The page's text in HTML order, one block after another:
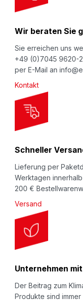
r
e
w
s
e
t
e
r
Wir beraten Sie
Sie erreichen uns
+49 (0)7045 9620-
per E-Mail an
Kontakt
Schneller
Lieferung per
Werktagen
200 €
Versand
Unternehmen
Der Beitrag zum
Produkte sind